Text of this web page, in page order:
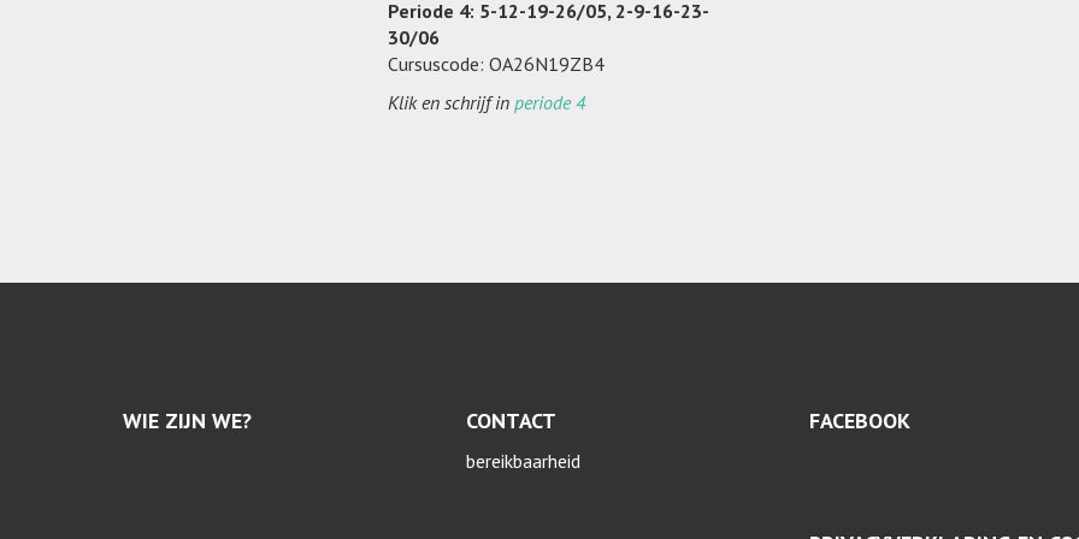
Periode 4: 5-12-19-26/05, 2-9-16-23-
30/06
Cursuscode: OA26N19ZB4
Klik en schrijf in periode 4
WIE ZIJN WE? CONTACT
bereikbaarheid
FACEBOOK